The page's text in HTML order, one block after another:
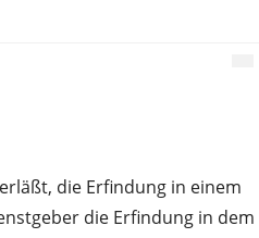
die Erfindung in einem
die Erfindung in dem